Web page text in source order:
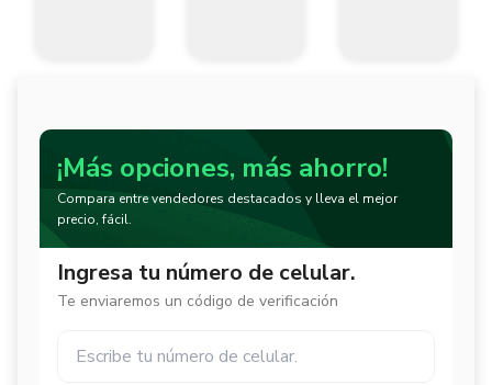
¡Más opciones, más ahorro!
Compara entre vendedores destacados y lleva el mejor
precio, fácil.
Ingresa tu número de celular.
Te enviaremos un código de verificación